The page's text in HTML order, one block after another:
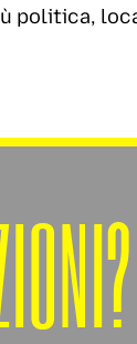
politica,